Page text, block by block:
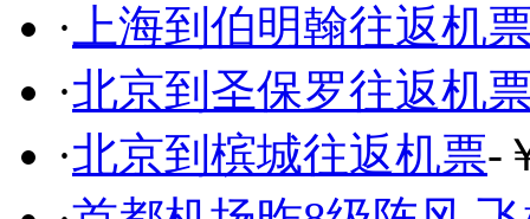
· 上海到伯明翰往返机
·北京到圣保罗往返机
·北京到槟城往返机票-